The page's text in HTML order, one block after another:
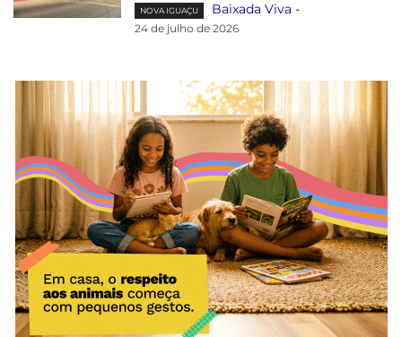
NOVA IGUAÇU Baixada Viva -
24 de julho de 2026